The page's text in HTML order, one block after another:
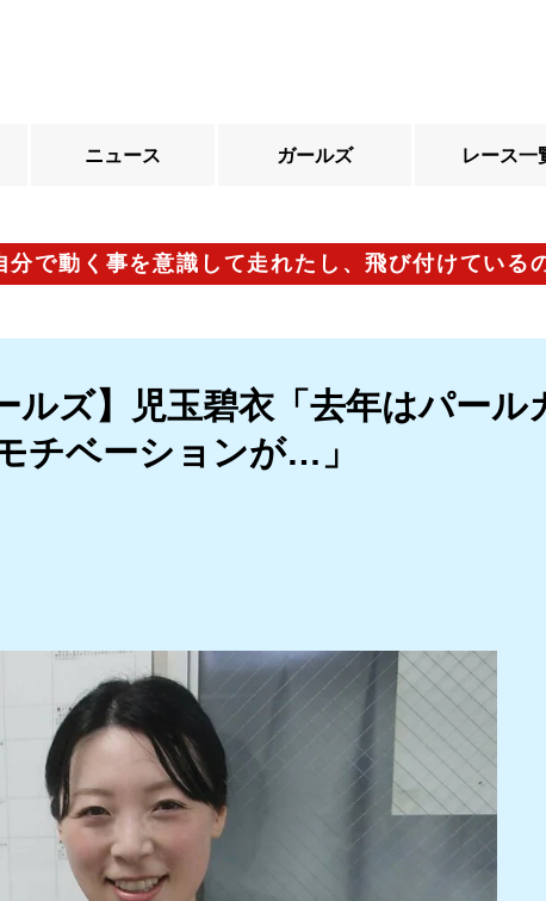
ニュース ガールズ レース一
事を意識して走れたし、飛び付けているので体
ルズ】児玉碧衣「去年はパール
チベーションが…」